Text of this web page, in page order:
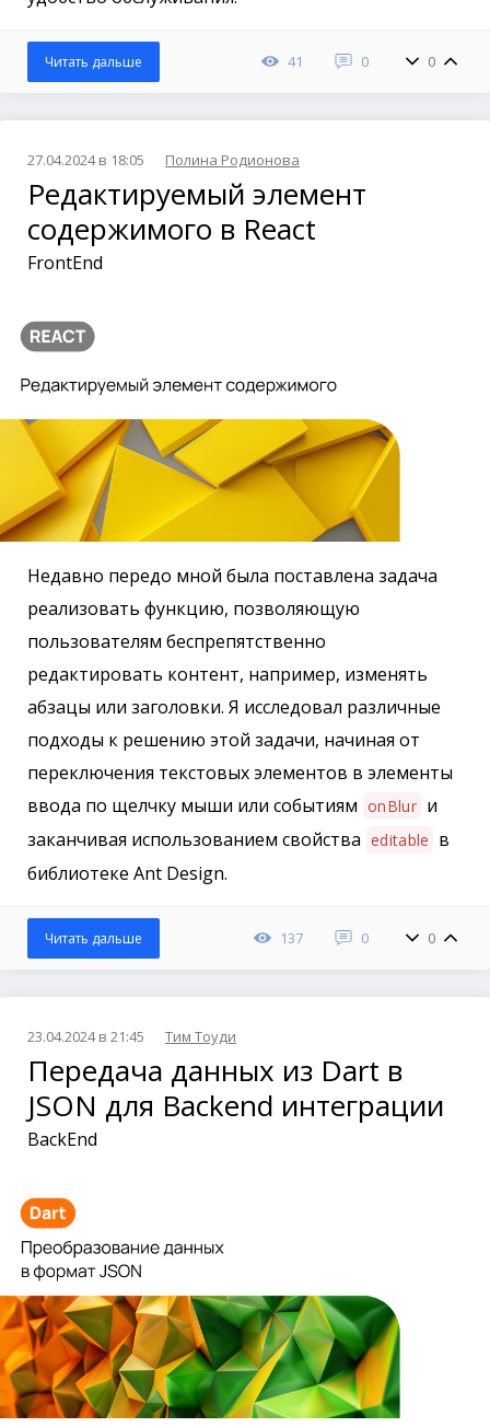
41 0 0
Читать дальше
27.04.2024 в 18:05 Полина Родионова
Редактируемый элемент
содержимого в React
FrontEnd
Недавно передо мной была поставлена задача
реализовать функцию, позволяющую
пользователям беспрепятственно
редактировать контент, например, изменять
абзацы или заголовки. Я исследовал различные
подходы к решению этой задачи, начиная от
переключения текстовых элементов в элементы
ввода по щелчку мыши или событиям onBlur и
заканчивая использованием свойства editable в
библиотеке Ant Design.
137 0 0
Читать дальше
23.04.2024 в 21:45 Тим Тоуди
Передача данных из Dart в
JSON для Backend интеграции
BackEnd